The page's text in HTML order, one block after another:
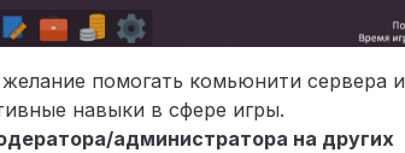
помогать комьюнити сервера и
навыки в сфере игры.
администратора на других